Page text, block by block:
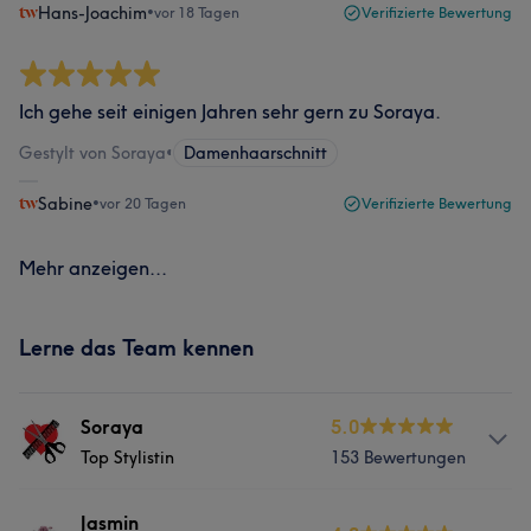
Hans-Joachim•vor 18 Tagen Verifizierte Bewertung
Ich gehe seit einigen Jahren sehr gern zu Soraya.
Gestylt von Soraya• Damenhaarschnitt
Sabine•vor 20 Tagen Verifizierte Bewertung
Mehr anzeigen...
Lerne das Team kennen
Soraya
Top Stylistin
5.0
153 Bewertungen
Info
Jasmin